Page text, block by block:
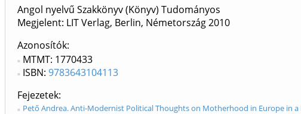
Angol nyelvű Szakkönyv (Könyv) Tudományos
Megjelent: LIT Verlag, Berlin, Németország2010
Azonosítók
MTMT: 1770433
ISBN: 9783643104113
Fejezetek
Pető Andrea. Anti-Modernist Political Thoughts on Motherhood in Europe in a